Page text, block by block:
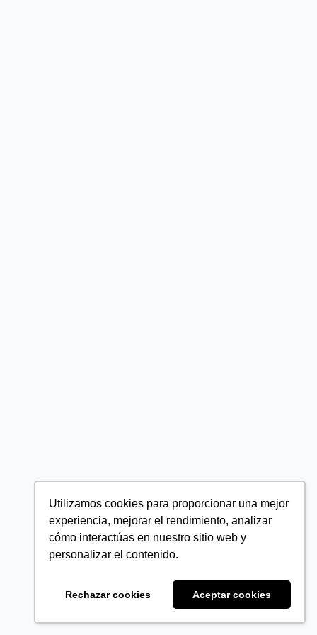
Utilizamos cookies para proporcionar una mejor
experiencia, mejorar el rendimiento, analizar
cómo interactúas en nuestro sitio web y
personalizar el contenido.
Rechazar cookies Aceptar cookies